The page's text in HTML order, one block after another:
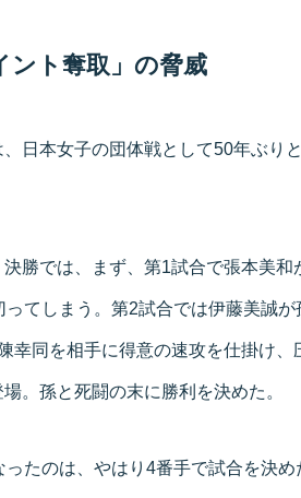
ント奪取」の脅威
日本女子の団体戦として50年ぶり
勝では、まず、第1試合で張本美和
てしまう。第2試合では伊藤美誠が
幸同を相手に得意の速攻を仕掛け、
。孫と死闘の末に勝利を決めた。
たのは、やはり4番手で試合を決